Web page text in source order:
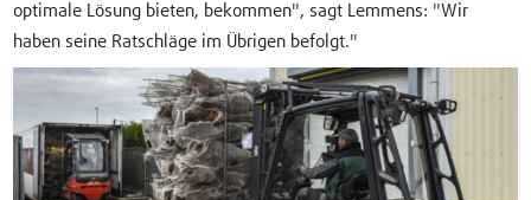
optimale Lösung bieten, bekommen", sagt Lemmens: "Wir
haben seine Ratschläge im Übrigen befolgt."